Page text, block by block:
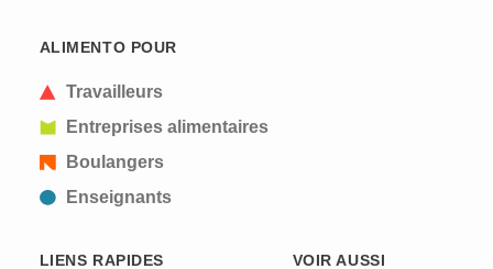
ALIMENTO POUR
Travailleurs
Entreprises alimentaires
Boulangers
Enseignants
LIENS RAPIDES VOIR AUSSI